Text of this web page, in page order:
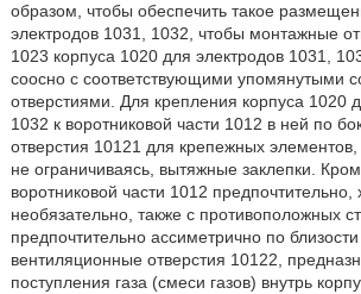
образом, чтобы обеспечить такое
электродов 1031, 1032, чтобы монтажные
1023 корпуса 1020 для электродов 1031,
соосно с соответствующими упомянутыми
отверстиями. Для крепления корпуса 1020
1032 к воротниковой части 1012 в ней по
отверстия 10121 для крепежных элементов,
не ограничиваясь, вытяжные заклепки.
воротниковой части 1012 предпочтительно,
необязательно, также с противоположных
предпочтительно ассиметрично по
вентиляционные отверстия 10122,
поступления газа (смеси газов) внутрь